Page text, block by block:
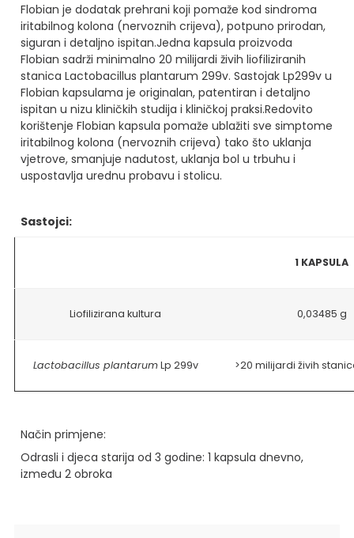
Flobian je dodatak prehrani koji pomaže kod sindroma
iritabilnog kolona (nervoznih crijeva), potpuno prirodan,
siguran i detaljno ispitan.Jedna kapsula proizvoda
Flobian sadrži minimalno 20 milijardi živih liofiliziranih
stanica Lactobacillus plantarum 299v. Sastojak Lp299v u
Flobian kapsulama je originalan, patentiran i detaljno
ispitan u nizu kliničkih studija i kliničkoj praksi.Redovito
korištenje Flobian kapsula pomaže ublažiti sve simptome
iritabilnog kolona (nervoznih crijeva) tako što uklanja
vjetrove, smanjuje nadutost, uklanja bol u trbuhu i
uspostavlja urednu probavu i stolicu.
Sastojci:
1 KAPSULA
Liofilizirana kultura 0,03485 g
Lactobacillus plantarumLp 299v >20 milijardi živih
Način primjene:
Odrasli i djeca starija od 3 godine: 1 kapsula dnevno,
između 2 obroka